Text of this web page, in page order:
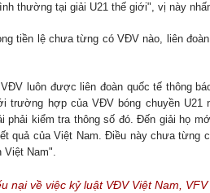
thường tại giải U21 thế giới", vị này
tiền lệ chưa từng có VĐV nào, liên
luôn được liên đoàn quốc tế thông
trường hợp của VĐV bóng chuyền U21
phải kiểm tra thông số đó. Đến giải họ
quả của Việt Nam. Điều này chưa từng
Việt Nam".
nại về việc kỷ luật VĐV Việt Nam,